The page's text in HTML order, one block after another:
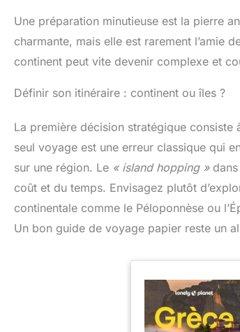
Une préparation minutieuse est la pierre
charmante, mais elle est rarement l’amie
continent peut vite devenir complexe et
Définir son itinéraire : continent ou îles ?
La première décision stratégique
seul voyage est une erreur classique qui
sur une région. Le « island hopping »dans
coût et du temps. Envisagez plutôt
continentale comme le Péloponnèse ou
Un bon guide de voyage papier reste un